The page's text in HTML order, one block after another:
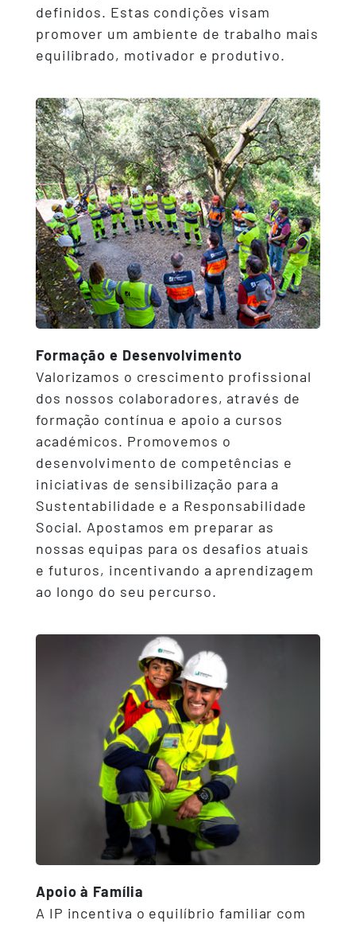
definidos. Estas condições visam
promover um ambiente de trabalho mais
equilibrado, motivador e produtivo.
Formação e Desenvolvimento
Valorizamos o crescimento profissional
dos nossos colaboradores, através de
formação contínua e apoio a cursos
académicos. Promovemos o
desenvolvimento de competências e
iniciativas de sensibilização para a
Sustentabilidade e a Responsabilidade
Social. Apostamos em preparar as
nossas equipas para os desafios atuais
e futuros, incentivando a aprendizagem
ao longo do seu percurso.
Apoio à Família
A IP incentiva o equilíbrio familiar com